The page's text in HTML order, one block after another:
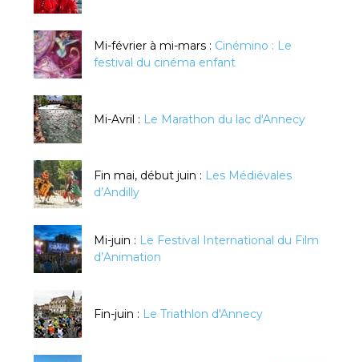
Mi-février à mi-mars : Cinémino : Le
festival du cinéma enfant
Mi-Avril : Le Marathon du lac d'Annecy
Fin mai, début juin : Les Médiévales
d’Andilly
Mi-juin : Le Festival International du Film
d’Animation
Fin-juin : Le Triathlon d'Annecy